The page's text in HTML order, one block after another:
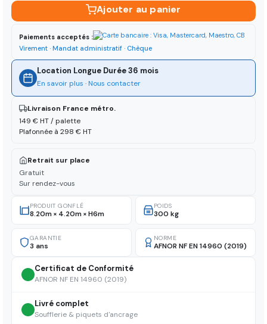
Ajouter au panier
Paiements acceptés :
Virement · Mandat administratif · Chèque
Location Longue Durée 36 mois
En savoir plus · Nous contacter
Livraison France métro.
149 € HT / palette
Plafonnée à 298 € HT
Retrait sur place
Gratuit
Sur rendez-vous
PRODUIT GONFLÉ
8.20m × 4.20m × H6m
POIDS
300 kg
GARANTIE
3 ans
NORME
AFNOR NF EN 14960 (2019)
Certificat de Conformité
AFNOR NF EN 14960 (2019)
Livré complet
Soufflerie & piquets d'ancrage